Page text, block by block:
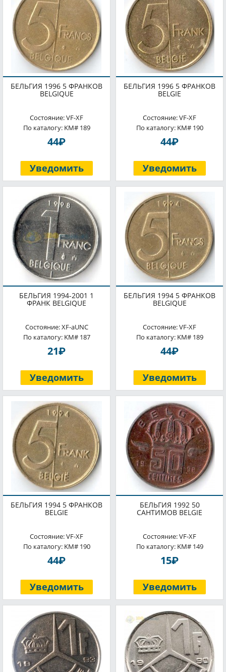
БЕЛЬГИЯ 1996 5 ФРАНКОВ
BELGIQUE
Состояние: VF-XF
По каталогу: KM# 189
44P
Уведомить
БЕЛЬГИЯ 1996 5 ФРАНКОВ
BELGIE
Состояние: VF-XF
По каталогу: KM# 190
44P
Уведомить
БЕЛЬГИЯ 1994-2001 1
ФРАНК BELGIQUE
Состояние: XF-aUNC
По каталогу: KM# 187
21P
Уведомить
БЕЛЬГИЯ 1994 5 ФРАНКОВ
BELGIQUE
Состояние: VF-XF
По каталогу: KM# 189
44P
Уведомить
БЕЛЬГИЯ 1994 5 ФРАНКОВ
BELGIE
Состояние: VF-XF
По каталогу: KM# 190
44P
Уведомить
БЕЛЬГИЯ 1992 50
САНТИМОВ BELGIE
Состояние: VF-XF
По каталогу: KM# 149
15P
Уведомить